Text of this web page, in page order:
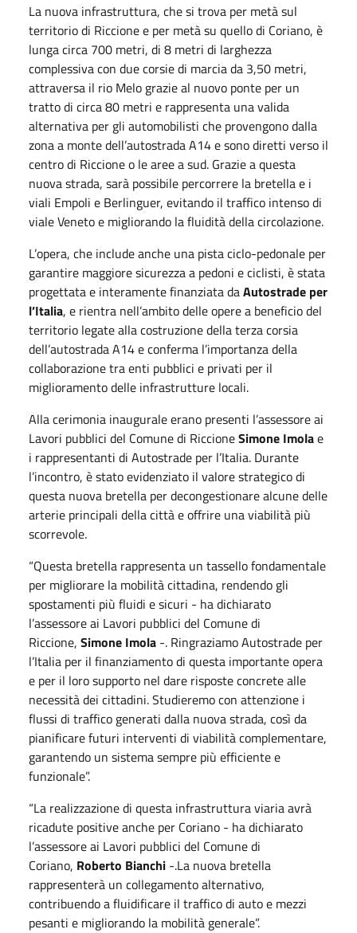
La nuova infrastruttura, che si trova per metà sul
territorio di Riccione e per metà su quello di Coriano, è
lunga circa 700 metri, di 8 metri di larghezza
complessiva con due corsie di marcia da 3,50 metri,
attraversa il rio Melo grazie al nuovo ponte per un
tratto di circa 80 metri e rappresenta una valida
alternativa per gli automobilisti che provengono dalla
zona a monte dell’autostrada A14 e sono diretti verso il
centro di Riccione o le aree a sud. Grazie a questa
nuova strada, sarà possibile percorrere la bretella e i
viali Empoli e Berlinguer, evitando il traffico intenso di
viale Veneto e migliorando la fluidità della circolazione.
L’opera, che include anche una pista ciclo-pedonale per
garantire maggiore sicurezza a pedoni e ciclisti, è stata
progettata e interamente finanziata daAutostrade per
l’Italia, e rientra nell’ambito delle opere a beneficio del
territorio legate alla costruzione della terza corsia
dell’autostrada A14 e conferma l’importanza della
collaborazione tra enti pubblici e privati per il
miglioramento delle infrastrutture locali.
Alla cerimonia inaugurale erano presenti l’assessore ai
Lavori pubblici del Comune di RiccioneSimone Imolae
i rappresentanti di Autostrade per l’Italia. Durante
l’incontro, è stato evidenziato il valore strategico di
questa nuova bretella per decongestionare alcune delle
arterie principali della città e offrire una viabilità più
scorrevole.
“Questa bretella rappresenta un tassello fondamentale
per migliorare la mobilità cittadina, rendendo gli
spostamenti più fluidi e sicuri - ha dichiarato
l’assessore ai Lavori pubblici del Comune di
Riccione, Simone Imola -. Ringraziamo Autostrade per
l’Italia per il finanziamento di questa importante opera
e per il loro supporto nel dare risposte concrete alle
necessità dei cittadini. Studieremo con attenzione i
flussi di traffico generati dalla nuova strada, così da
pianificare futuri interventi di viabilità complementare,
garantendo un sistema sempre più efficiente e
funzionale”.
“La realizzazione di questa infrastruttura viaria avrà
ricadute positive anche per Coriano - ha dichiarato
l’assessore ai Lavori pubblici del Comune di
Coriano, Roberto Bianchi -.La nuova bretella
rappresenterà un collegamento alternativo,
contribuendo a fluidificare il traffico di auto e mezzi
pesanti e migliorando la mobilità generale”.